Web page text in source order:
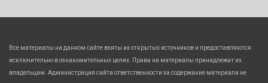
Все материалы на данном сайте взяты из открытых источников и предоставляются
исключительно в ознакомительных целях. Права на материалы принадлежат их
владельцам. Администрация сайта ответственности за содержание материала не